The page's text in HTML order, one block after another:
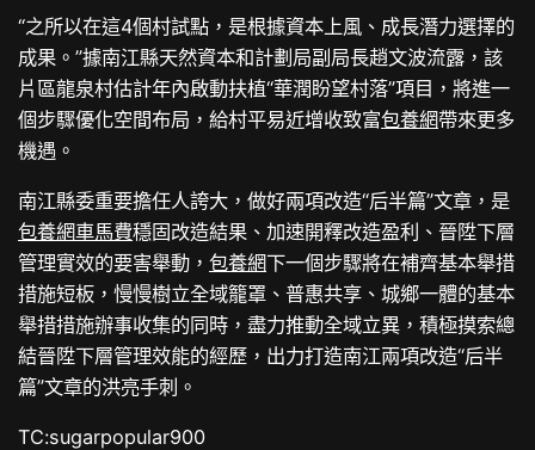
“之所以在這4個村試點，是根據資本上風、成長潛力選擇的
成果。”據南江縣天然資本和計劃局副局長趙文波流露，該
片區龍泉村估計年內啟動扶植“華潤盼望村落”項目，將進一
個步驟優化空間布局，給村平易近增收致富包養網帶來更多
機遇。
南江縣委重要擔任人誇大，做好兩項改造“后半篇”文章，是
包養網車馬費穩固改造結果、加速開釋改造盈利、晉陞下層
管理實效的要害舉動，包養網下一個步驟將在補齊基本舉措
措施短板，慢慢樹立全域籠罩、普惠共享、城鄉一體的基本
舉措措施辦事收集的同時，盡力推動全域立異，積極摸索總
結晉陞下層管理效能的經歷，出力打造南江兩項改造“后半
篇”文章的洪亮手刺。
TC:sugarpopular900